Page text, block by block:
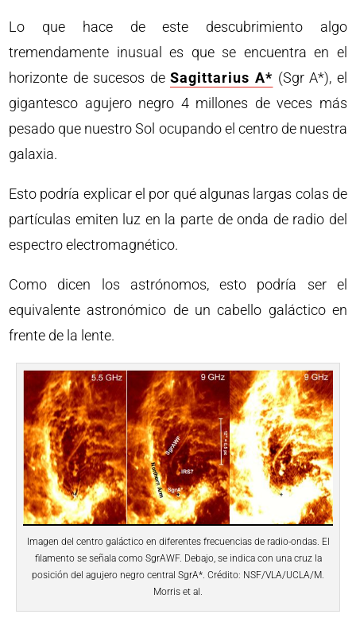
Lo que hace de este descubrimiento algo
tremendamente inusual es que se encuentra en el
horizonte de sucesos de Sagittarius A* (Sgr A*), el
gigantesco agujero negro 4 millones de veces más
pesado que nuestro Sol ocupando el centro de nuestra
galaxia.
Esto podría explicar el por qué algunas largas colas de
partículas emiten luz en la parte de onda de radio del
espectro electromagnético.
Como dicen los astrónomos, esto podría ser el
equivalente astronómico de un cabello galáctico en
frente de la lente.
Imagen del centro galáctico en diferentes frecuencias de radio-ondas. El
filamento se señala como SgrAWF. Debajo, se indica con una cruz la
posición del agujero negro central SgrA*. Crédito: NSF/VLA/UCLA/M.
Morris et al.